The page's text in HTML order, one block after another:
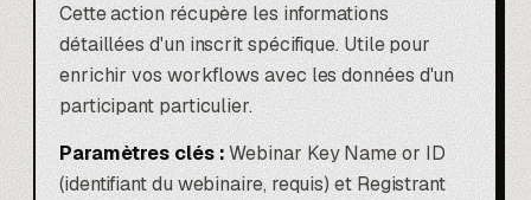
Cette action récupère les informations
détaillées d'un inscrit spécifique. Utile pour
enrichir vos workflows avec les données d'un
participant particulier.
Paramètres clés :Webinar Key Name or ID
(identifiant du webinaire, requis) et Registrant